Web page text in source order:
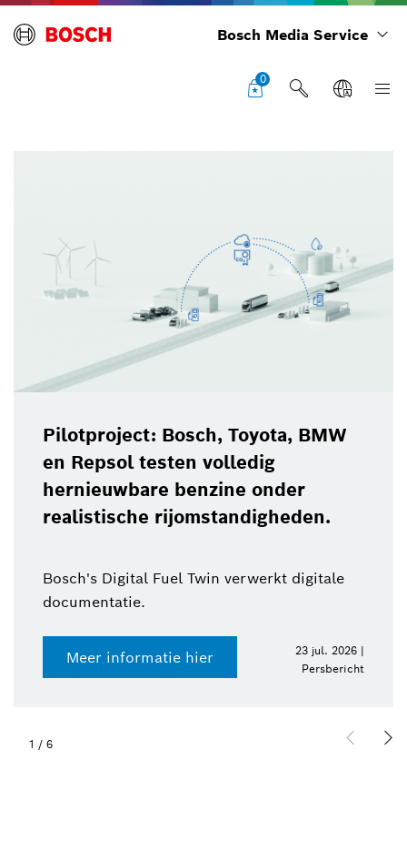
Bosch Media Service
0
Pilotproject: Bosch, Toyota, BMW
en Repsol testen volledig
hernieuwbare benzine onder
realistische rijomstandigheden.
Bosch's Digital Fuel Twin verwerkt digitale
documentatie.
Meer informatie hier
23 jul. 2026 |
Persbericht
1 / 6